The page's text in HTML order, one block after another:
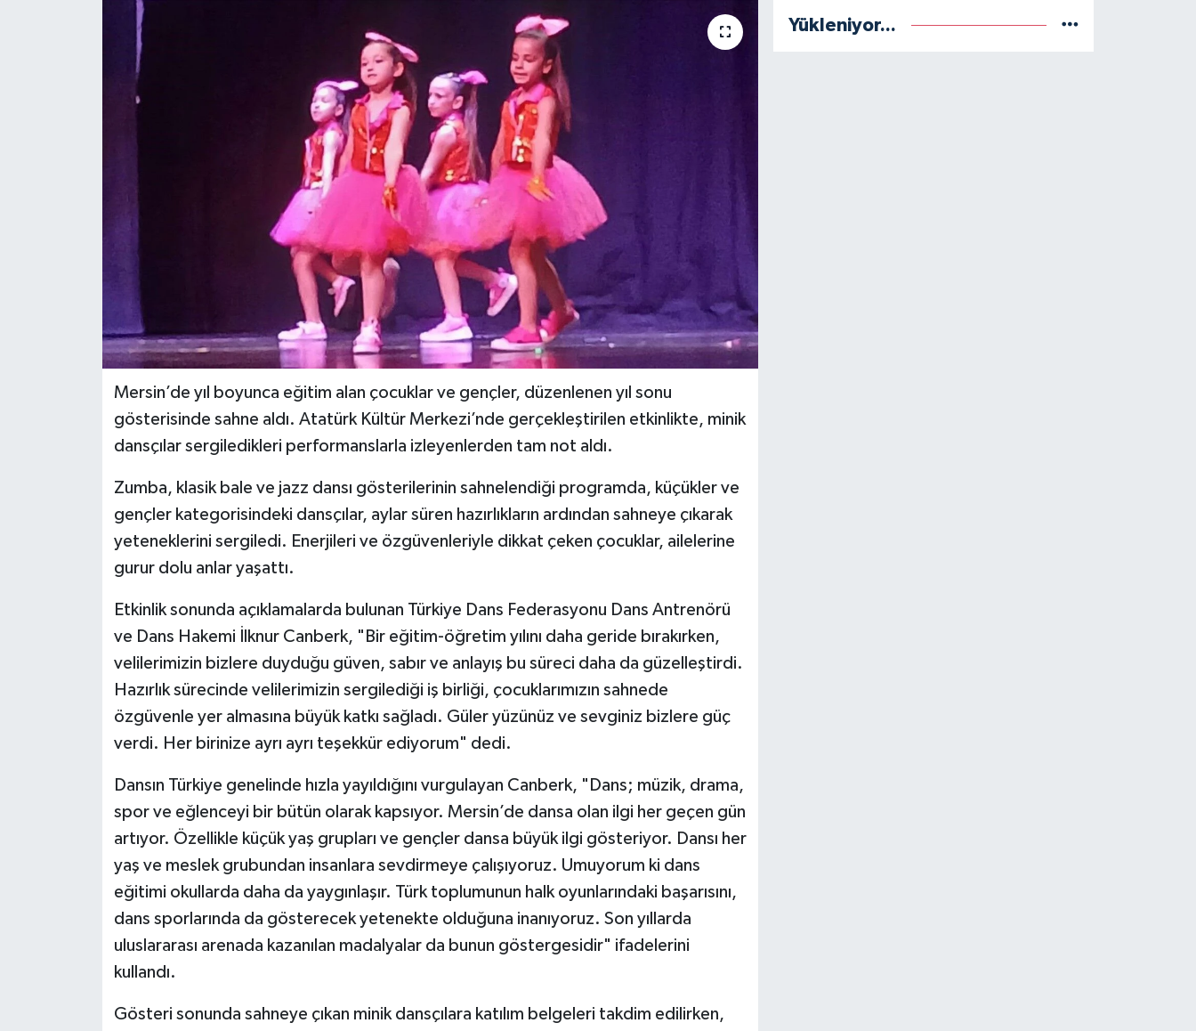
Mersin’de yıl boyunca eğitim alan çocuklar ve gençler, düzenlenen yıl sonu
gösterisinde sahne aldı. Atatürk Kültür Merkezi’nde gerçekleştirilen etkinlikte, minik
dansçılar sergiledikleri performanslarla izleyenlerden tam not aldı.
Zumba, klasik bale ve jazz dansı gösterilerinin sahnelendiği programda, küçükler ve
gençler kategorisindeki dansçılar, aylar süren hazırlıkların ardından sahneye çıkarak
yeteneklerini sergiledi. Enerjileri ve özgüvenleriyle dikkat çeken çocuklar, ailelerine
gurur dolu anlar yaşattı.
Etkinlik sonunda açıklamalarda bulunan Türkiye Dans Federasyonu Dans Antrenörü
ve Dans Hakemi İlknur Canberk, "Bir eğitim-öğretim yılını daha geride bırakırken,
velilerimizin bizlere duyduğu güven, sabır ve anlayış bu süreci daha da güzelleştirdi.
Hazırlık sürecinde velilerimizin sergilediği iş birliği, çocuklarımızın sahnede
özgüvenle yer almasına büyük katkı sağladı. Güler yüzünüz ve sevginiz bizlere güç
verdi. Her birinize ayrı ayrı teşekkür ediyorum" dedi.
Dansın Türkiye genelinde hızla yayıldığını vurgulayan Canberk, "Dans; müzik, drama,
spor ve eğlenceyi bir bütün olarak kapsıyor. Mersin’de dansa olan ilgi her geçen gün
artıyor. Özellikle küçük yaş grupları ve gençler dansa büyük ilgi gösteriyor. Dansı her
yaş ve meslek grubundan insanlara sevdirmeye çalışıyoruz. Umuyorum ki dans
eğitimi okullarda daha da yaygınlaşır. Türk toplumunun halk oyunlarındaki başarısını,
dans sporlarında da gösterecek yetenekte olduğuna inanıyoruz. Son yıllarda
uluslararası arenada kazanılan madalyalar da bunun göstergesidir" ifadelerini
kullandı.
Gösteri sonunda sahneye çıkan minik dansçılara katılım belgeleri takdim edilirken,
Yükleniyor...